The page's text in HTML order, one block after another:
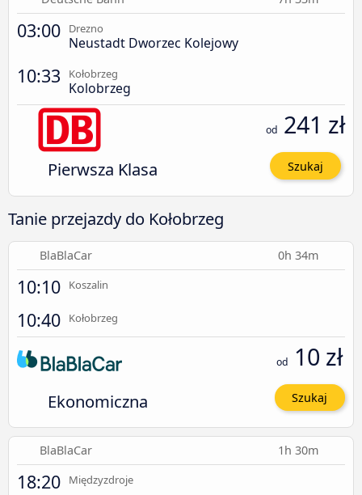
03:00 Drezno
Neustadt Dworzec Kolejowy
10:33 Kołobrzeg
Kolobrzeg
Pierwsza Klasa
od 241 zł
Szukaj
Tanie przejazdy do Kołobrzeg
BlaBlaCar 0h 34m
10:10 Koszalin
10:40 Kołobrzeg
Ekonomiczna
od 10 zł
Szukaj
BlaBlaCar 1h 30m
18:20 Międzyzdroje